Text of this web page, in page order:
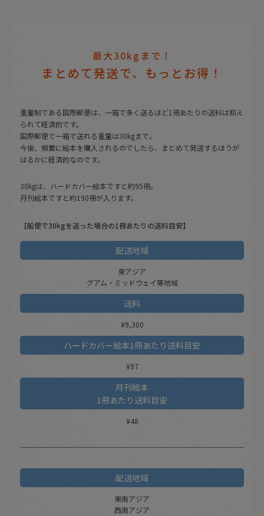
最大30kgまで！
まとめて発送で、もっとお得！
重量制である国際郵便は、一箱で多く送るほど1冊あたりの送料は抑え
られて経済的です。
国際郵便で一箱で送れる重量は30kgまで。
今後、頻繁に絵本を購入されるのでしたら、まとめて発送するほうが
はるかに経済的なのです。
30kgは、ハードカバー絵本ですと約95冊。
月刊絵本ですと約190冊が入ります。
【船便で30kgを送った場合の1冊あたりの送料目安】
配送地域
東アジア
グアム・ミッドウェイ等地域
送料
¥9,300
ハードカバー絵本1冊あたり送料目安
¥97
月刊絵本
1冊あたり送料目安
¥48
配送地域
東南アジア
西南アジア